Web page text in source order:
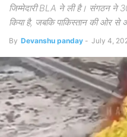
जिम्मेदारी BLA ने ली है। संगठन ने
किया है, जबकि पाकिस्तान की ओर से
By Devanshu panday - July 4,